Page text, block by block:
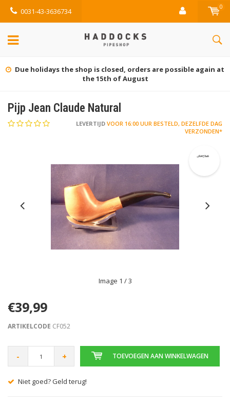
0031-43-3636734 0
orders are possible again at
Pijp Jean Claude Natural
LEVERTIJD VOOR 16:00 UUR BESTELD, DEZELFDE DAG
VERZONDEN*
Image 1 / 3
€39,99
ARTIKELCODE CF052
- + TOEVOEGEN AAN WINKELWAGEN
terug!